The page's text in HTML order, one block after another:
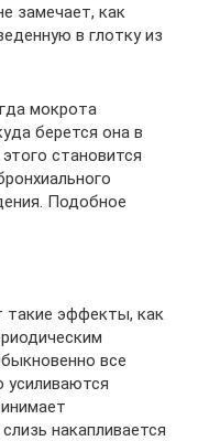
замечает, как
в глотку из
мокрота
берется она в
становится
Подобное
такие эффекты, как
все
усиливаются
накапливается